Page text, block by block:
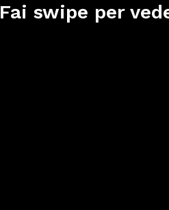
Fai swipe per